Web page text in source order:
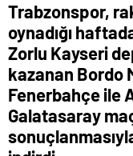
Trabzonspor,
oynadığı
Zorlu Kayseri
kazanan Bordo
Fenerbahçe ile
Galatasaray